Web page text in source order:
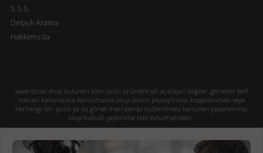
S.S.S.
Detaylı Arama
Hakkımızda
www.bizial.shop bulunan tüm ürün ürünlere ait açıklayıcı bilgiler, görseller telif
hakları kanununca korunmakta olup izinsiz paylaşılması, kopyalanması veya
herhangi biri yazılı ya da görsel mecralarda kullanılması kanunen yasaklanmış
olup hukuki yaptırıma tabi tutulmaktadır.